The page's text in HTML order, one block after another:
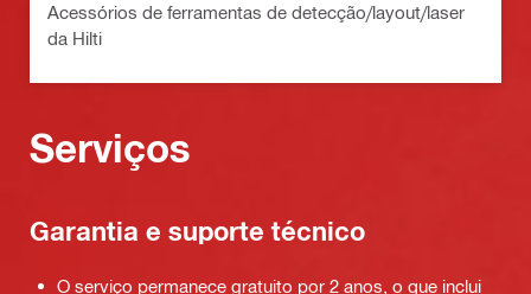
Acessórios de ferramentas de detecção/layout/laser
da Hilti
Serviços
Garantia e suporte técnico
O serviço permanece gratuito por 2 anos, o que inclui